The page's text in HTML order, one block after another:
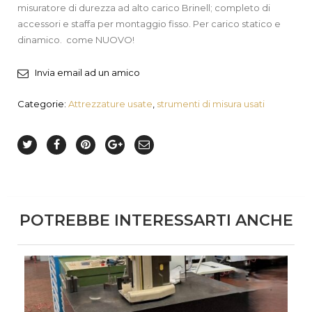
misuratore di durezza ad alto carico Brinell; completo di
accessori e staffa per montaggio fisso. Per carico statico e
dinamico. come NUOVO!
Invia email ad un amico
Categorie: Attrezzature usate strumenti di misura usati
POTREBBE INTERESSARTI ANCHE